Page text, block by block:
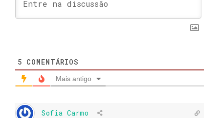
5 COMENTÁRIOS
Mais antigo
Sofia Carmo